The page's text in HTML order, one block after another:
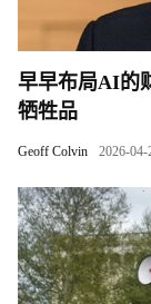
早早布局AI的
牺牲品
Geoff Colvin 2026-04-